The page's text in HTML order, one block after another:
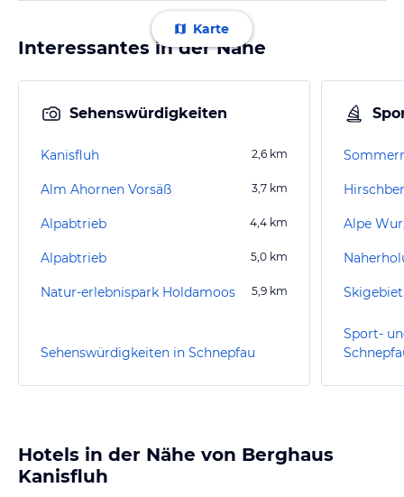
Karte
Interessantes in der Nähe
Sehenswürdigkeiten
Kanisfluh 2,6 km
Alm Ahornen Vorsäß 3,7 km
Alpabtrieb 4,4 km
Alpabtrieb 5,0 km
Natur-erlebnispark Holdamoos 5,9 km
Sehenswürdigkeiten in Schnepfau
Alpe
Sport-
Hotels in der Nähe von Berghaus
Kanisfluh